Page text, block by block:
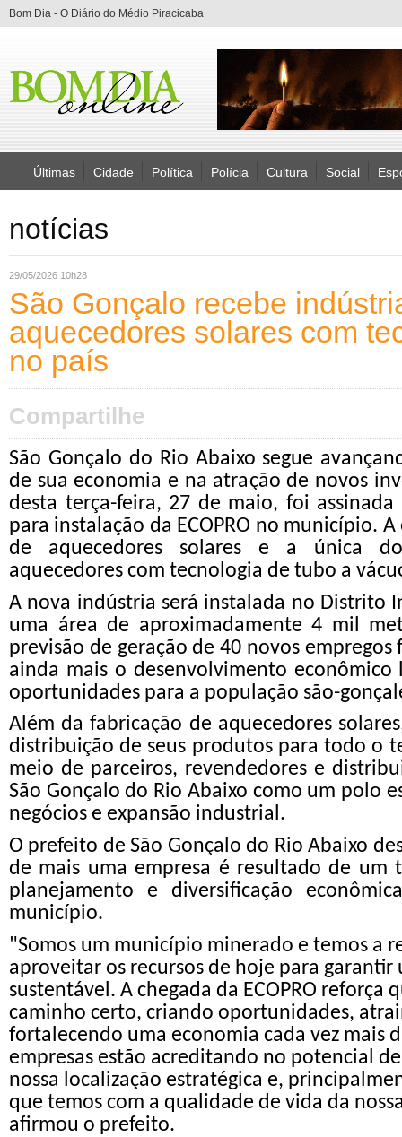
Bom Dia - O Diário do Médio Piracicaba
Últimas Cidade Política Polícia Cultura Social
notícias
29/05/2026 10h28
São Gonçalo recebe
aquecedores solares com
no país
Compartilhe
São Gonçalo do Rio Abaixo segue
de sua economia e na atração de novos
desta terça-feira, 27 de maio, foi assinada
para instalação da ECOPRO no município.
de aquecedores solares e a única
aquecedores com tecnologia de tubo a
A nova indústria será instalada no Distrito
uma área de aproximadamente 4 mil
previsão de geração de 40 novos
ainda mais o desenvolvimento econômico
oportunidades para a população são-
Além da fabricação de aquecedores
distribuição de seus produtos para todo o
meio de parceiros, revendedores e
São Gonçalo do Rio Abaixo como um polo
negócios e expansão industrial.
O prefeito de São Gonçalo do Rio Abaixo
de mais uma empresa é resultado de um
planejamento e diversificação
município.
"Somos um município minerado e temos a
aproveitar os recursos de hoje para garantir
sustentável. A chegada da ECOPRO reforça
caminho certo, criando oportunidades,
fortalecendo uma economia cada vez mais
empresas estão acreditando no potencial
nossa localização estratégica e,
que temos com a qualidade de vida da
afirmou o prefeito.